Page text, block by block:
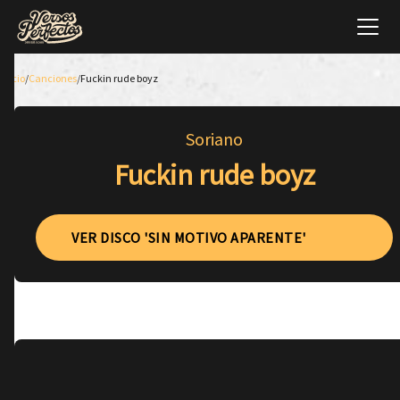
Inicio/Canciones/Fuckin rude boyz
Soriano
Fuckin rude boyz
VER DISCO 'SIN MOTIVO APARENTE'